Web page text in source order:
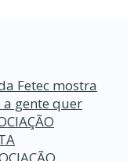
Fetec mostra
gente quer